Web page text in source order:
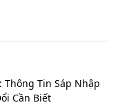
Thông Tin Sáp Nhập
Cần Biết